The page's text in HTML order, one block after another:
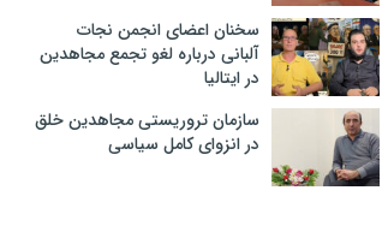
سخنان اعضای انجمن نجات
آلبانی درباره لغو تجمع مجاهدین
در ایتالیا
سازمان تروریستی مجاهدین خلق
در انزوای کامل سیاسی